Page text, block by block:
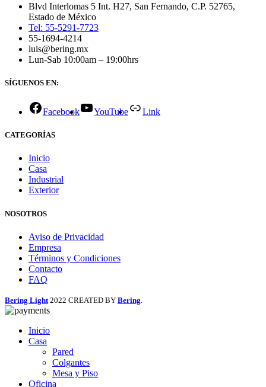
Blvd Interlomas 5 Int. H27, San Fernando, C.P. 52765,
Estado de México
Tel: 55-5291-7723
55-1694-4214
luis@bering.mx
Lun-Sab 10:00am – 19:00hrs
SÍGUENOS EN:
Facebook YouTube Link
CATEGORÍAS
Inicio
Casa
Industrial
Exterior
NOSOTROS
Aviso de Privacidad
Empresa
Términos y Condiciones
Contacto
FAQ
Bering Light 2022 CREATED BY Bering
Inicio
Casa
Pared
Colgantes
Mesa y Piso
Oficina